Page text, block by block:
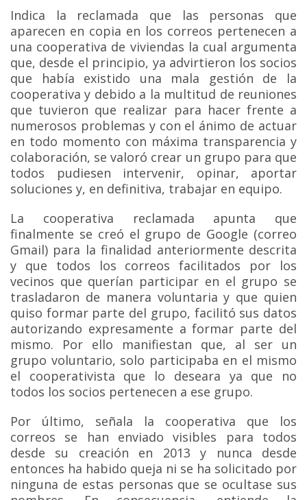
Indica la reclamada que las personas que
aparecen en copia en los correos pertenecen a
una cooperativa de viviendas la cual argumenta
que, desde el principio, ya advirtieron los socios
que había existido una mala gestión de la
cooperativa y debido a la multitud de reuniones
que tuvieron que realizar para hacer frente a
numerosos problemas y con el ánimo de actuar
en todo momento con máxima transparencia y
colaboración, se valoró crear un grupo para que
todos pudiesen intervenir, opinar, aportar
soluciones y, en definitiva, trabajar en equipo.
La cooperativa reclamada apunta que
finalmente se creó el grupo de Google (correo
Gmail) para la finalidad anteriormente descrita
y que todos los correos facilitados por los
vecinos que querían participar en el grupo se
trasladaron de manera voluntaria y que quien
quiso formar parte del grupo, facilitó sus datos
autorizando expresamente a formar parte del
mismo. Por ello manifiestan que, al ser un
grupo voluntario, solo participaba en el mismo
el cooperativista que lo deseara ya que no
todos los socios pertenecen a ese grupo.
Por último, señala la cooperativa que los
correos se han enviado visibles para todos
desde su creación en 2013 y nunca desde
entonces ha habido queja ni se ha solicitado por
ninguna de estas personas que se ocultase sus